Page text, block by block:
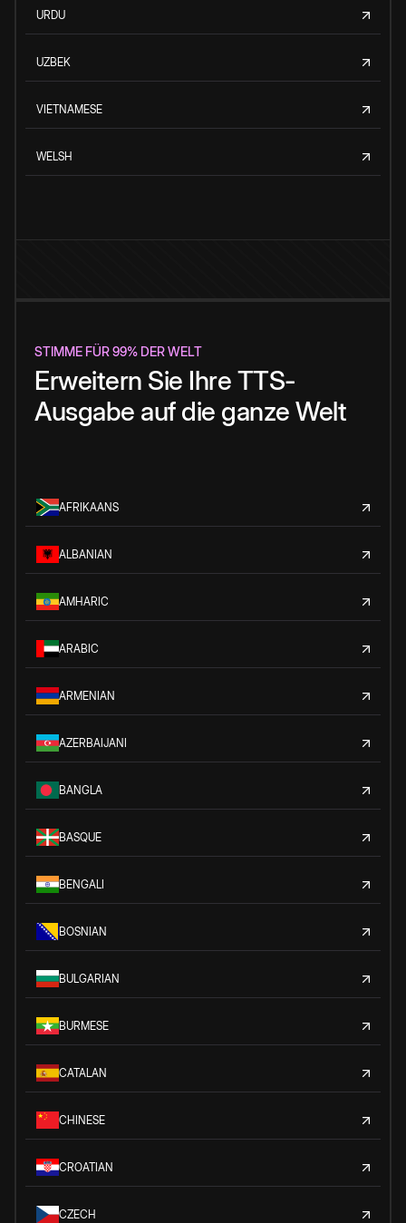
URDU
UZBEK
VIETNAMESE
WELSH
STIMME FÜR 99% DER WELT
Erweitern Sie Ihre TTS-
Ausgabe auf die ganze Welt
AFRIKAANS
ALBANIAN
AMHARIC
ARABIC
ARMENIAN
AZERBAIJANI
BANGLA
BASQUE
BENGALI
BOSNIAN
BULGARIAN
BURMESE
CATALAN
CHINESE
CROATIAN
CZECH